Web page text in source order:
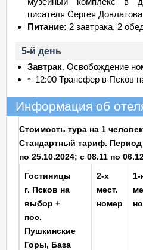
писателя Сергея
Питание: 2 завтрака, 2
5-й день
Завтрак. Освобождение
~ 12:00 Трансфер в Псков
Информация об
Стоимость тура на 1
Стандартный тариф.
по 25.10.2024; с 08.11 по
Гостиницы
г. Псков на
выбор +
пос.
Пушкинские
Горы, База
2-х
мест.
номер
1-